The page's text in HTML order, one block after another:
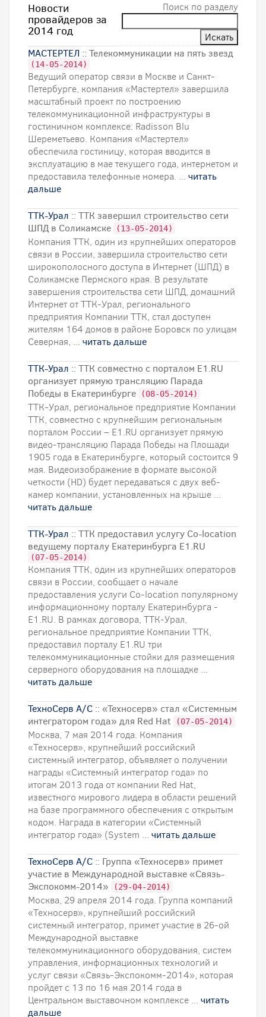
Новости
провайдеров за
2014 год
Поиск по разделу
МАСТЕРТЕЛ :: Телекоммуникации на пять звезд
(14-05-2014)
Ведущий оператор связи в Москве и Санкт-
Петербурге, компания «Мастертел» завершила
масштабный проект по построению
телекоммуникационной инфраструктуры в
гостиничном комплексе: Radisson Blu
Шереметьево. Компания «Мастертел»
обеспечила гостиницу, которая вводится в
эксплуатацию в мае текущего года, интернетом и
предоставила телефонные номера. ... читать
дальше
ТТК-Урал :: ТТК завершил строительство сети
ШПД в Соликамске
(13-05-2014)
Компания ТТК, один из крупнейших операторов
связи в России, завершила строительство сети
широкополосного доступа в Интернет (ШПД) в
Соликамске Пермского края. В результате
завершения строительства сети ШПД, домашний
Интернет от ТТК-Урал, регионального
предприятия Компании ТТК, стал доступен
жителям 164 домов в районе Боровск по улицам
Северная, ... читать дальше
ТТК-Урал :: ТТК совместно с порталом E1.RU
организует прямую трансляцию Парада
Победы в Екатеринбурге
(08-05-2014)
ТТК-Урал, региональное предприятие Компании
ТТК, совместно с крупнейшим региональным
порталом России – Е1.RU организует прямую
видео-трансляцию Парада Победы на Площади
1905 года в Екатеринбурге, который состоится 9
мая. Видеоизображение в формате высокой
четкости (HD) будет передаваться с двух веб-
камер компании, установленных на крыше ...
читать дальше
ТТК-Урал :: ТТК предоставил услугу Co-location
ведущему порталу Екатеринбурга Е1.RU
(07-05-2014)
Компания ТТК, один из крупнейших операторов
связи в России, сообщает о начале
предоставления услуги Co-location популярному
информационному порталу Екатеринбурга -
Е1.RU. В рамках договора, ТТК-Урал,
региональное предприятие Компании ТТК,
предоставил порталу Е1.RU три
телекоммуникационные стойки для размещения
серверного оборудования на площадке ...
читать дальше
ТехноСерв А/С :: «Техносерв» стал «Системным
интегратором года» для Red Hat
(07-05-2014)
Москва, 7 мая 2014 года. Компания
«Техносерв», крупнейший российский
системный интегратор, объявляет о получении
награды «Системный интегратор года» по
итогам 2013 года от компании Red Hat,
известного мирового лидера в области решений
на базе программного обеспечения с открытым
кодом. Награда в категории «Системный
интегратор года» (System ... читать дальше
ТехноСерв А/С :: Группа «Техносерв» примет
участие в Международной выставке «Связь-
Экспокомм-2014»
(29-04-2014)
Москва, 29 апреля 2014 года. Группа компаний
«Техносерв», крупнейший российский
системный интегратор, примет участие в 26-ой
Международной выставке
телекоммуникационного оборудования, систем
управления, информационных технологий и
услуг связи «Связь-Экспокомм-2014», которая
пройдет с 13 по 16 мая 2014 года в
Центральном выставочном комплексе ... читать
дальше